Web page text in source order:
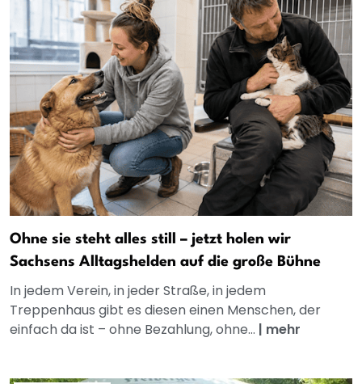
Ohne sie steht alles still – jetzt holen wir
Sachsens Alltagshelden auf die große Bühne
In jedem Verein, in jeder Straße, in jedem
Treppenhaus gibt es diesen einen Menschen, der
einfach da ist – ohne Bezahlung, ohne... | mehr